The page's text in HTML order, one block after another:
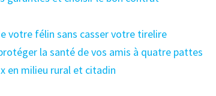
votre félin sans casser votre tirelire
la santé de vos amis à quatre pattes
en milieu rural et citadin